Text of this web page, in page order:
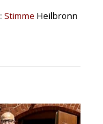
: Stimme Heilbronn